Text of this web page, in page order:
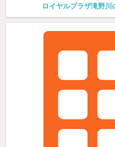
ロイヤルプラザ滝野